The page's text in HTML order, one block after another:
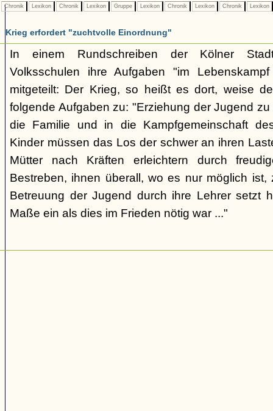
Chronik Lexikon Chronik Lexikon Gruppe Lexikon Chronik Lexikon Chronik Lexikon
Krieg erfordert "zuchtvolle Einordnung"
In einem Rundschreiben der Kölner
Volksschulen ihre Aufgaben "im
mitgeteilt: Der Krieg, so heißt es dort, weise
folgende Aufgaben zu: "Erziehung der Jugend
die Familie und in die Kampfgemeinschaft
Kinder müssen das Los der schwer an ihren
Mütter nach Kräften erleichtern durch
Bestreben, ihnen überall, wo es nur möglich ist,
Betreuung der Jugend durch ihre Lehrer setzt
Maße ein als dies im Frieden nötig war ..."